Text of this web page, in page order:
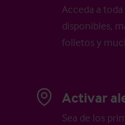
Acceda a
disponibles,
folletos y
Activar
Sea de los